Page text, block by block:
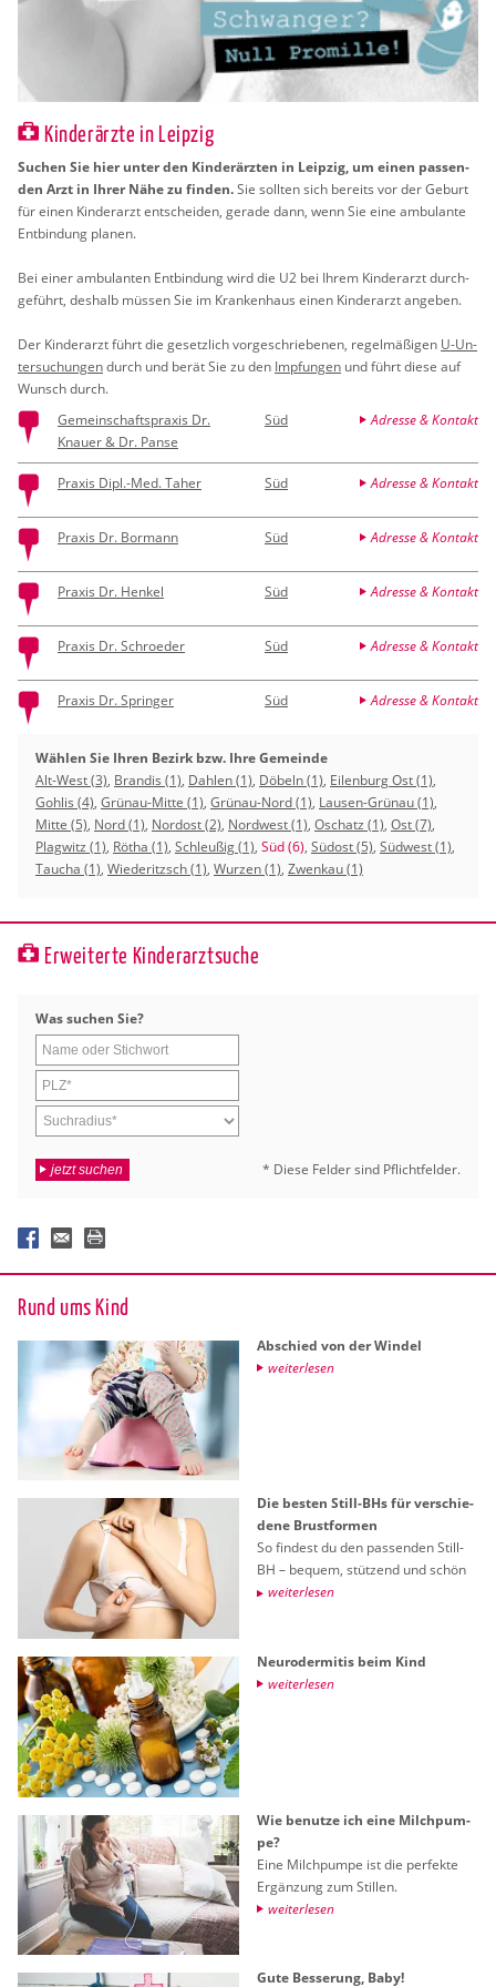
Kinderärzte in Leipzig
Su­chen Sie hier unter den Kin­der­ärz­ten in Leip­zig, um einen pas­sen­
den Arzt in Ihrer Nähe zu fin­den.Sie soll­ten sich be­reits vor der Ge­burt
für einen Kin­der­arzt ent­schei­den, ge­ra­de dann, wenn Sie eine am­bu­lan­te
Ent­bin­dung pla­nen.
Bei einer am­bu­lan­ten Ent­bin­dung wird die U2 bei Ihrem Kin­der­arzt durch­
ge­führt, des­halb müs­sen Sie im Kran­ken­haus einen Kin­der­arzt an­ge­ben.
Der Kin­der­arzt führt die ge­setz­lich vor­ge­schrie­be­nen, re­gel­mä­ßi­gen U-Un­
ter­su­chun­gendurch und berät Sie zu den Imp­fun­gen und führt diese auf
Wunsch durch.
Gemeinschaftspraxis Dr.
Knauer & Dr. Panse
Süd Adresse & Kontakt
Praxis Dipl.-Med. Taher Süd Adresse & Kontakt
Praxis Dr. Bormann Süd Adresse & Kontakt
Praxis Dr. Henkel Süd Adresse & Kontakt
Praxis Dr. Schroeder Süd Adresse & Kontakt
Praxis Dr. Springer Süd Adresse & Kontakt
Wählen Sie Ihren Bezirk bzw. Ihre Gemeinde
Alt-West (3), Brandis (1), Dahlen (1), Döbeln (1), Eilenburg Ost (1),
Gohlis (4), Grünau-Mitte (1), Grünau-Nord (1), Lausen-Grünau (1),
Mitte (5), Nord (1), Nordost (2), Nordwest (1), Oschatz (1), Ost (7),
Plagwitz (1), Rötha (1), Schleußig (1), Süd (6), Südost (5), Südwest (1),
Taucha (1), Wiederitzsch (1), Wurzen (1), Zwenkau (1)
Erweiterte Kinderarztsuche
Was su­chen Sie?
jetzt suchen * Diese Fel­der sind Pflicht­fel­der.
Rund ums Kind
Ab­schied von der Win­del
wei­ter­le­sen
Die bes­ten Still-BHs für ver­schie­
de­ne Brust­for­men
So fin­dest du den pas­sen­den Still-
BH – be­quem, stüt­zend und schön
wei­ter­le­sen
Neu­ro­der­mi­tis beim Kind
wei­ter­le­sen
Wie be­nut­ze ich eine Milch­pum­
pe?
Eine Milch­pum­pe ist die per­fek­te
Er­gän­zung zum Stil­len.
wei­ter­le­sen
Gute Bes­se­rung, Baby!